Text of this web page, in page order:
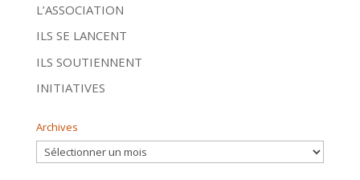
L’ASSOCIATION
ILS SE LANCENT
ILS SOUTIENNENT
INITIATIVES
Archives
Archives